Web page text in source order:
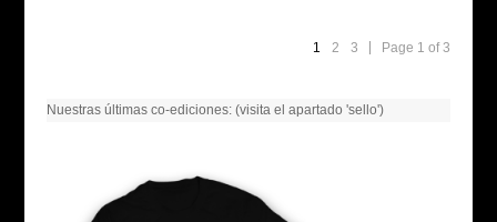
Page 1 of 3
1 2 3
Nuestras últimas co-ediciones: (visita el apartado 'sello')